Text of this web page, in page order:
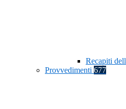
Recapiti
Provvedimenti 677